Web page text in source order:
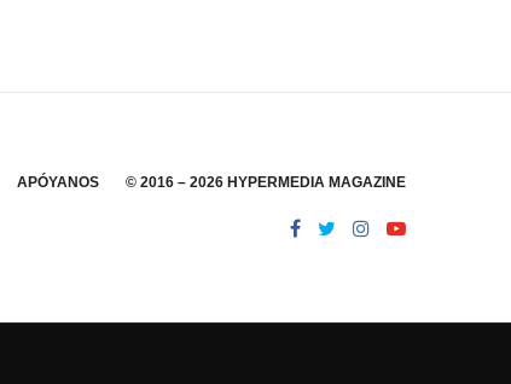
APÓYANOS © 2016 – 2026 HYPERMEDIA MAGAZINE